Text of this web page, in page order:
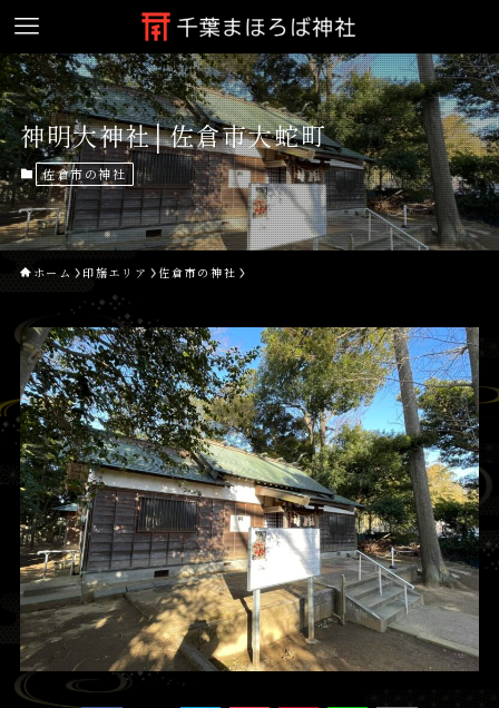
神明大神社│佐倉市大蛇町
佐倉市の神社
ホーム 印旛エリア 佐倉市の神社